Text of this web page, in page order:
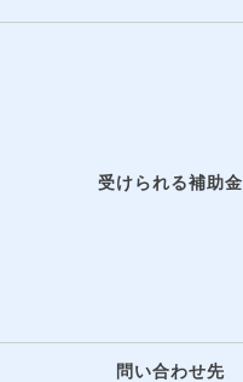
受けられる補助金
問い合わせ先